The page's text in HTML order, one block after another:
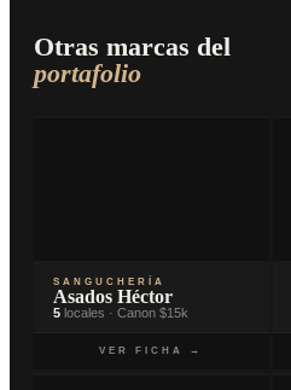
Otras marcas del
portafolio
SANGUCHERÍA
Asados Héctor
5 locales · Canon $15k
VER FICHA →